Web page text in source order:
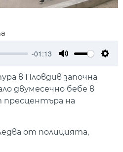
-01:13
в Пловдив започна
двумесечно бебе в
пресцентъра на
от полицията,